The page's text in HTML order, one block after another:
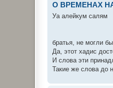
О ВРЕМЕНАХ
Уа алейкум салям
братья, не могли
Да, этот хадис
И слова эти
Такие же слова до